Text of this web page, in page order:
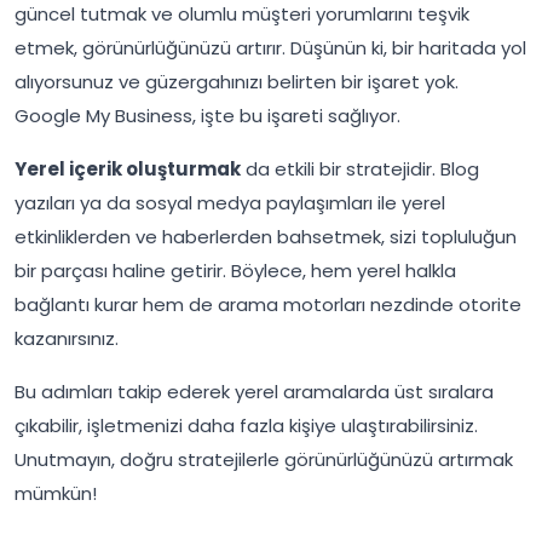
güncel tutmak ve olumlu müşteri yorumlarını teşvik
etmek, görünürlüğünüzü artırır. Düşünün ki, bir haritada yol
alıyorsunuz ve güzergahınızı belirten bir işaret yok.
Google My Business, işte bu işareti sağlıyor.
Yerel içerik oluşturmakda etkili bir stratejidir. Blog
yazıları ya da sosyal medya paylaşımları ile yerel
etkinliklerden ve haberlerden bahsetmek, sizi topluluğun
bir parçası haline getirir. Böylece, hem yerel halkla
bağlantı kurar hem de arama motorları nezdinde otorite
kazanırsınız.
Bu adımları takip ederek yerel aramalarda üst sıralara
çıkabilir, işletmenizi daha fazla kişiye ulaştırabilirsiniz.
Unutmayın, doğru stratejilerle görünürlüğünüzü artırmak
mümkün!